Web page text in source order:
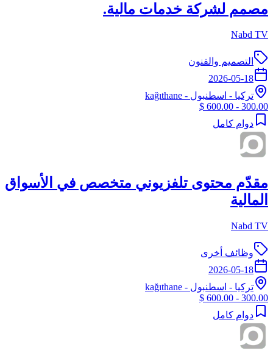
مصمم لشركة خدمات مالية.
Nabd TV
التصميم والفنون
2026-05-18
تركيا - اسطنبول - kağıthane
300.00 - 600.00 $
دوام كامل
مقدّم محتوى تلفزيوني متخصص في الأسواق
المالية
Nabd TV
وظائف أخرى
2026-05-18
تركيا - اسطنبول - kağıthane
300.00 - 600.00 $
دوام كامل